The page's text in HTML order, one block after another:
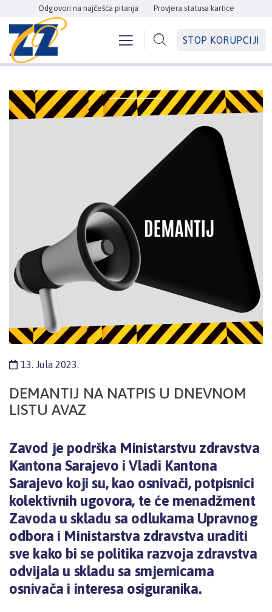
Odgovori na najčešća pitanja Provjera statusa kartice
STOP KORUPCIJI
13. Jula 2023.
DEMANTIJ NA NATPIS U DNEVNOM
LISTU AVAZ
Zavod je podrška Ministarstvu zdravstva
Kantona Sarajevo i Vladi Kantona
Sarajevo koji su, kao osnivači, potpisnici
kolektivnih ugovora, te će menadžment
Zavoda u skladu sa odlukama Upravnog
odbora i Ministarstva zdravstva uraditi
sve kako bi se politika razvoja zdravstva
odvijala u skladu sa smjernicama
osnivača i interesa osiguranika.